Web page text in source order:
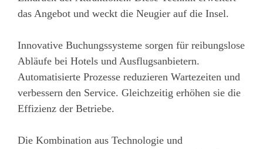
das Angebot und weckt die Neugier auf die Insel.
Innovative Buchungssysteme sorgen für reibungslose
Abläufe bei Hotels und Ausflugsanbietern.
Automatisierte Prozesse reduzieren Wartezeiten und
verbessern den Service. Gleichzeitig erhöhen sie die
Effizienz der Betriebe.
Die Kombination aus Technologie und